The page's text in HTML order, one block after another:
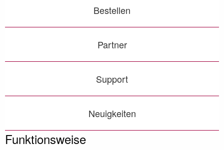
Bestellen
Partner
Support
Neuigkeiten
Funktionsweise